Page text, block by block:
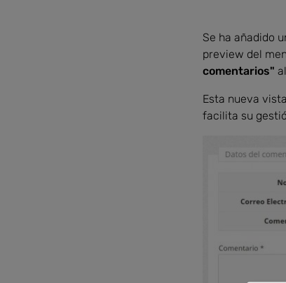
Se ha añadido
preview del
comentarios"
Esta nueva
facilita su